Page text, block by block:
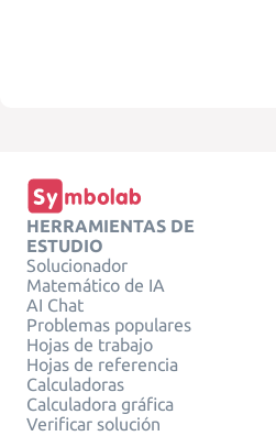
HERRAMIENTAS DE
ESTUDIO
Solucionador
Matemático de IA
AI Chat
Problemas populares
Hojas de trabajo
Hojas de referencia
Calculadoras
Calculadora gráfica
Verificar solución